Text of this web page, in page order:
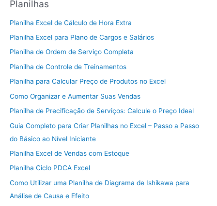
Planilhas
Planilha Excel de Cálculo de Hora Extra
Planilha Excel para Plano de Cargos e Salários
Planilha de Ordem de Serviço Completa
Planilha de Controle de Treinamentos
Planilha para Calcular Preço de Produtos no Excel
Como Organizar e Aumentar Suas Vendas
Planilha de Precificação de Serviços: Calcule o Preço Ideal
Guia Completo para Criar Planilhas no Excel – Passo a Passo
do Básico ao Nível Iniciante
Planilha Excel de Vendas com Estoque
Planilha Ciclo PDCA Excel
Como Utilizar uma Planilha de Diagrama de Ishikawa para
Análise de Causa e Efeito